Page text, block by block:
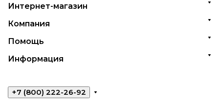
Интернет-магазин
Компания
Помощь
Информация
+7 (800) 222-26-92